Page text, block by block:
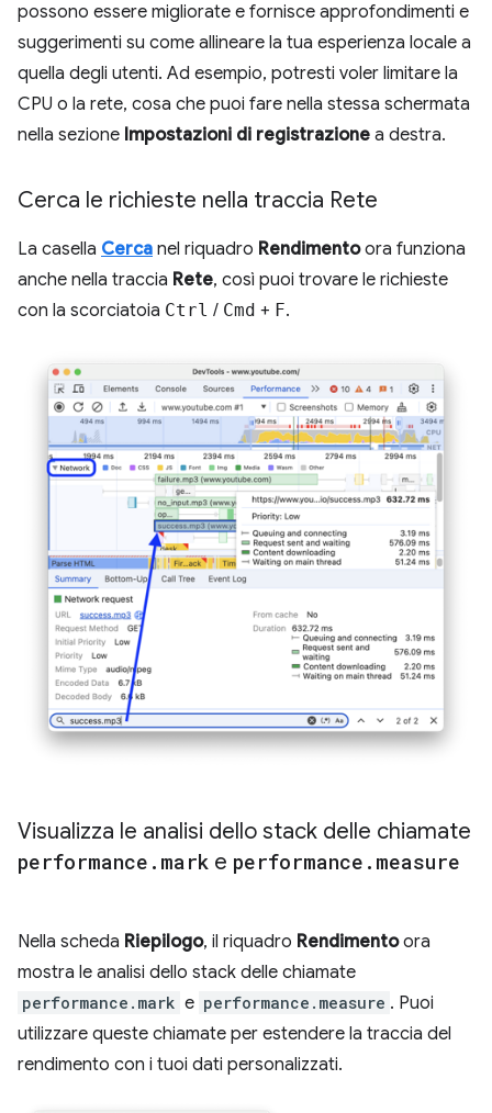
possono essere migliorate e fornisce approfondimenti e
suggerimenti su come allineare la tua esperienza locale a
quella degli utenti. Ad esempio, potresti voler limitare la
CPU o la rete, cosa che puoi fare nella stessa schermata
nella sezione Impostazioni di registrazione a destra.
Cerca le richieste nella traccia Rete
La casella Cerca nel riquadro Rendimentoora funziona
anche nella traccia Rete, così puoi trovare le richieste
con la scorciatoia Ctrl / Cmd + F.
Visualizza le analisi dello stack delle chiamate
performance . mark e performance . measure
Nella scheda Riepilogo, il riquadro Rendimentoora
mostra le analisi dello stack delle chiamate
performance.mark e performance.measure . Puoi
utilizzare queste chiamate per estendere la traccia del
rendimento con i tuoi dati personalizzati.